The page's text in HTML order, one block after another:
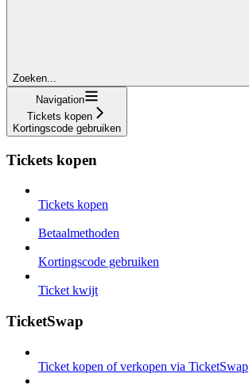
Zoeken...
Navigation
Tickets kopen
Kortingscode gebruiken
Tickets kopen
Tickets kopen
Betaalmethoden
Kortingscode gebruiken
Ticket kwijt
TicketSwap
Ticket kopen of verkopen via TicketSwap